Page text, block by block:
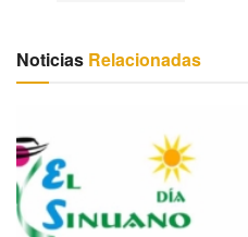
Noticias Relacionadas